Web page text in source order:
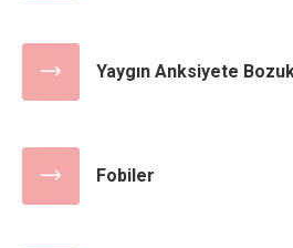
Yaygın Anksiyete
Fobiler